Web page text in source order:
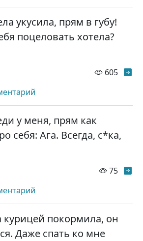
укусила, прям в губу!
поцеловать хотела?
605
у меня, прям как
себя: Ага. Всегда, с*ка,
75
курицей покормила, он
Даже спать ко мне